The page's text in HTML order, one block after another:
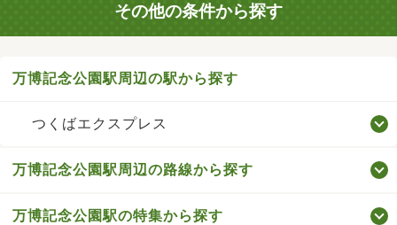
その他の条件から探す
万博記念公園駅周辺の駅から探す
つくばエクスプレス
万博記念公園駅周辺の路線から探す
万博記念公園駅の特集から探す